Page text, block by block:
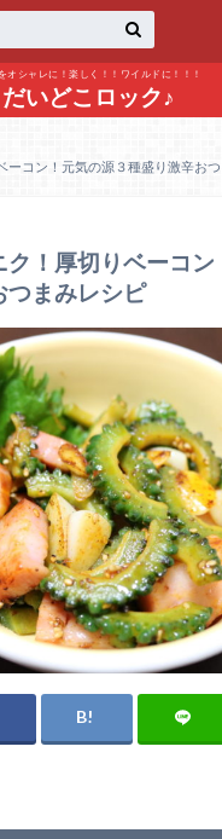
オシャレに！楽しく！！ワイルドに！！！
だいどこロック♪
ーコン！元気の源３種盛り激辛お
ク！厚切りベーコ
つまみレシピ